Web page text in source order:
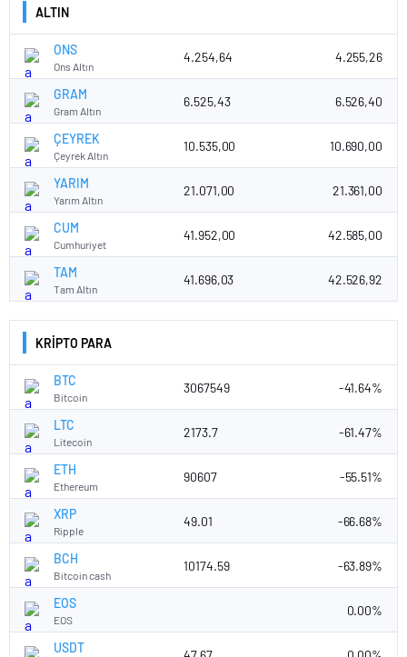
ALTIN
ONS
Ons Altın
4.254,64 4.255,26
GRAM
Gram Altın
6.525,43 6.526,40
ÇEYREK
Çeyrek Altın
10.535,00 10.690,00
YARIM
Yarım Altın
21.071,00 21.361,00
CUM
Cumhuriyet
41.952,00 42.585,00
TAM
Tam Altın
41.696,03 42.526,92
KRİPTO PARA
BTC
Bitcoin
3067549 -41.64%
LTC
Litecoin
2173.7 -61.47%
ETH
Ethereum
90607 -55.51%
XRP
Ripple
49.01 -66.68%
BCH
Bitcoin cash
10174.59 -63.89%
EOS
EOS
0.00%
USDT